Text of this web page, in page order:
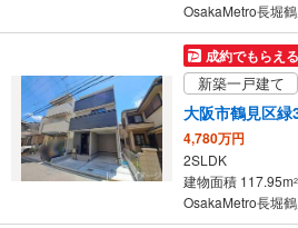
イ
ー
ジ
存
成約でもらえる
新築一戸建て
大阪市鶴見区緑
4,780万円
2SLDK
建物面積 117.95m2